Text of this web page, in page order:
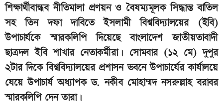
শিক্ষার্থীবান্ধব নীতিমালা প্রণয়ন ও বৈষম্যমূলক সিদ্ধান্ত বাতিল
সহ তিন দফা দাবিতে ইসলামী বিশ্ববিদ্যালয়ের (ইবি)
উপাচার্যকে স্মারকলিপি দিয়েছে বাংলাদেশ জাতীয়তাবাদী
ছাত্রদল ইবি শাখার নেতাকর্মীরা। সোমবার (১২ মে) দুপুর
২টার দিকে বিশ্ববিদ্যালয়ের প্রশাসন ভবনে উপাচার্যের কার্যালয়ে
যেয়ে উপাচার্য অধ্যাপক ড. নকীব মোহাম্মদ নসরুল্লাহ বরাবর
স্মারকলিপি দেন তারা।